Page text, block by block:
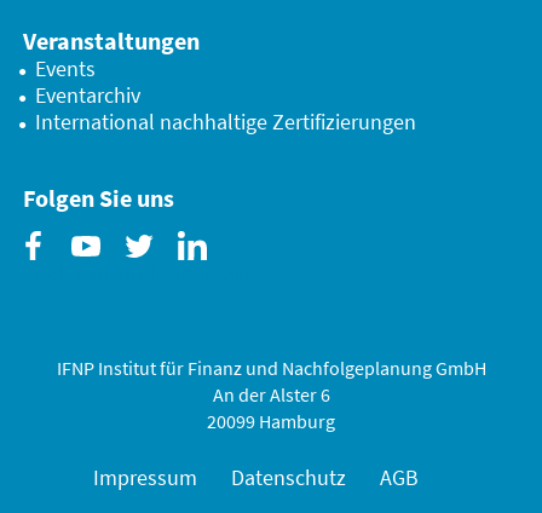
Veranstaltungen
Events
Eventarchiv
International nachhaltige Zertifizierungen
Folgen Sie uns
IFNP Institut für Finanz und Nachfolgeplanung GmbH
An der Alster 6
20099 Hamburg
Impressum Datenschutz AGB